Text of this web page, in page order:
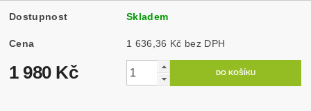
Dostupnost Skladem
Cena 1 636,36 Kč bez DPH
1 980 Kč